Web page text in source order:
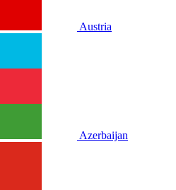
Austria
Azerbaijan